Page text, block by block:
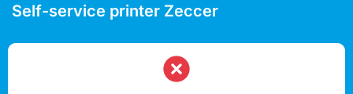
Self-service printer Zeccer